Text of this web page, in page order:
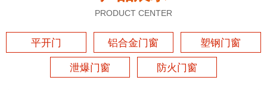
PRODUCT CENTER
平开门 铝合金门窗 塑钢门窗
泄爆门窗 防火门窗